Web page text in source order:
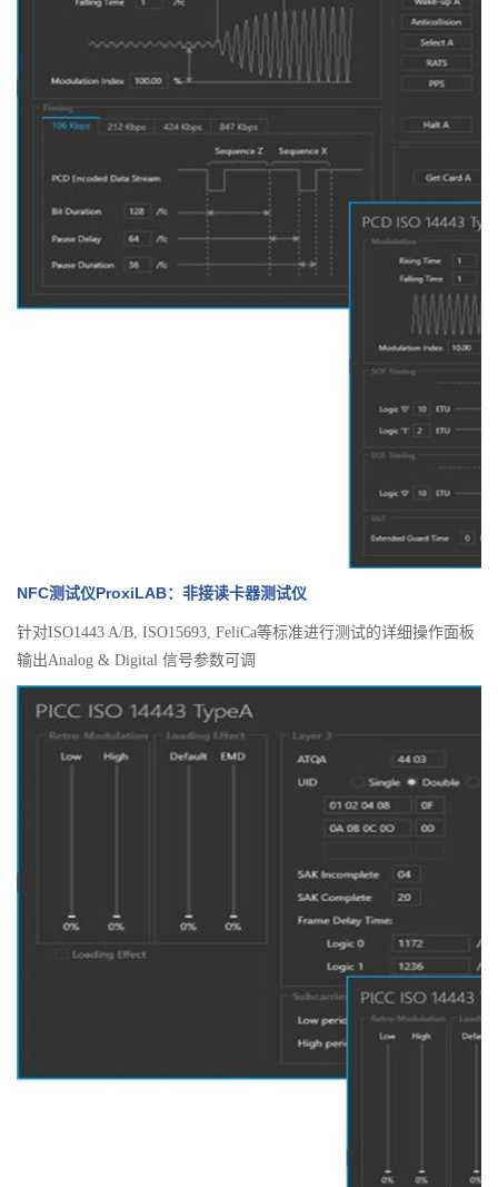
NFC测试仪ProxiLAB：非接读卡器测试仪
针对ISO1443 A/B, ISO15693, FeliCa等标准进行测试的详细操作面板
输出Analog & Digital 信号参数可调